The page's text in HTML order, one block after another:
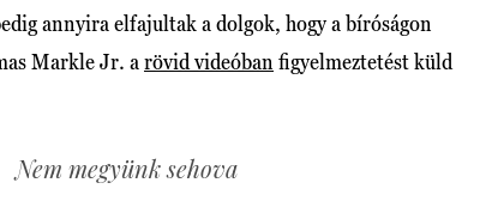
annyira elfajultak a dolgok, hogy a bíróságon
Markle Jr. arövid videóban figyelmeztetést küld
Nem megyünk sehova